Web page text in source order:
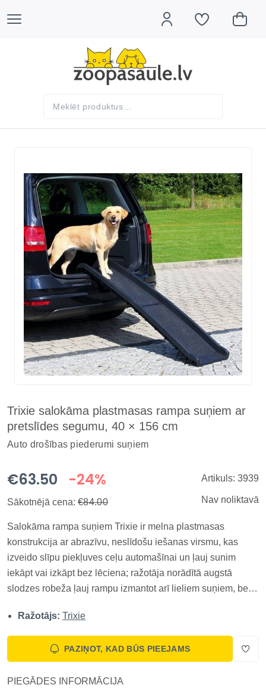
Trixie salokāma plastmasas rampa suņiem ar
pretslīdes segumu, 40 × 156 cm
Auto drošības piederumi suņiem
€63.50 -24%
Sākotnējā cena: €84.00
Artikuls: 3939
Nav noliktavā
Salokāma rampa suņiem Trixie ir melna plastmasas
konstrukcija ar abrazīvu, neslīdošu iešanas virsmu, kas
izveido slīpu piekļuves ceļu automašīnai un ļauj sunim
iekāpt vai izkāpt bez lēciena; ražotāja norādītā augstā
slodzes robeža ļauj rampu izmantot arī lieliem suņiem, bet
un glabāšanai, tādēļ produkta galvenā atšķirība ir stabilas
pretslīdes g...
Ražotājs: Trixie
PAZIŅOT, KAD BŪS PIEEJAMS
PIEGĀDES INFORMĀCIJA